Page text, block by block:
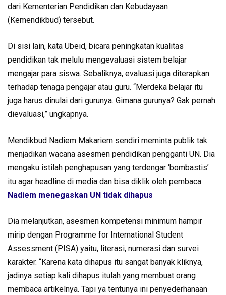
dari Kementerian Pendidikan dan Kebudayaan
(Kemendikbud) tersebut.
Di sisi lain, kata Ubeid, bicara peningkatan kualitas
pendidikan tak melulu mengevaluasi sistem belajar
mengajar para siswa. Sebaliknya, evaluasi juga diterapkan
terhadap tenaga pengajar atau guru. “Merdeka belajar itu
juga harus dinulai dari gurunya. Gimana gurunya? Gak pernah
dievaluasi,” ungkapnya.
Mendikbud Nadiem Makariem sendiri meminta publik tak
menjadikan wacana asesmen pendidikan pengganti UN. Dia
mengaku istilah penghapusan yang terdengar ‘bombastis’
itu agar headline di media dan bisa diklik oleh pembaca.
Nadiem menegaskan UN tidak dihapus
Dia melanjutkan, asesmen kompetensi minimum hampir
mirip dengan Programme for International Student
Assessment (PISA) yaitu, literasi, numerasi dan survei
karakter. “Karena kata dihapus itu sangat banyak kliknya,
jadinya setiap kali dihapus itulah yang membuat orang
membaca artikelnya. Tapi ya tentunya ini penyederhanaan